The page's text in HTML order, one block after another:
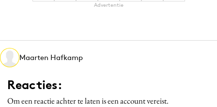
Martech
Media
Merkstrategie
PR
Programmatic
Advertentie
Maarten Hafkamp
Reacties:
Om een reactie achter te laten is een account vereist.